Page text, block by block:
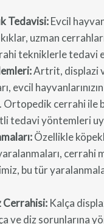
Tedavisi:Evcil
uzman
tekniklerle tedavi
Artrit, displazi
evcil
Ortopedik cerrahi ile
tedavi yöntemleri
Özellikle
cerrahi
bu tür
Cerrahisi: Kalça
ve diz sorunlarına